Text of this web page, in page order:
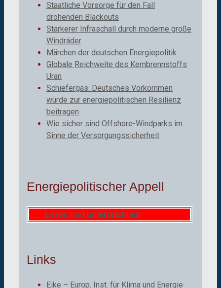
Staatliche Vorsorge für den Fall
drohenden Blackouts
Stärkerer Infraschall durch moderne große
Windräder
Märchen der deutschen Energiepolitik
Globale Reichweite des Kernbrennstoffs
Uran
Schiefergas: Deutsches Vorkommen
würde zur energiepolitischen Resilienz
beitragen
Wie sicher sind Offshore-Windparks im
Sinne der Versorgungssicherheit
Energiepolitischer Appell
Lesen und unterzeichnen
Links
Eike – Europ. Inst. für Klima und Energie